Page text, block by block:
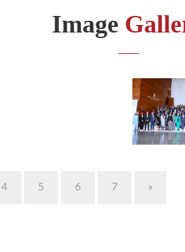
Image
4 5 6 7 »